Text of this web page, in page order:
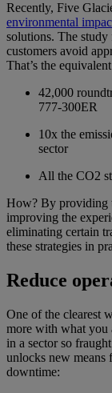
Recently, Five
environmental
solutions. The study
customers avoid
That’s the
42,000
777-300ER
10x the
sector
All the CO2
How? By providing
improving the
eliminating certain
these strategies in
Reduce
One of the clearest
more with what you
in a sector so
unlocks new means
downtime: